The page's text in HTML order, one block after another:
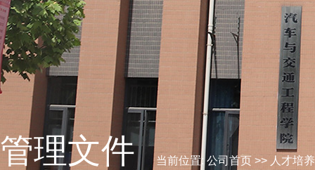
管理文件 当前位置:公司首页 >> 人才培养